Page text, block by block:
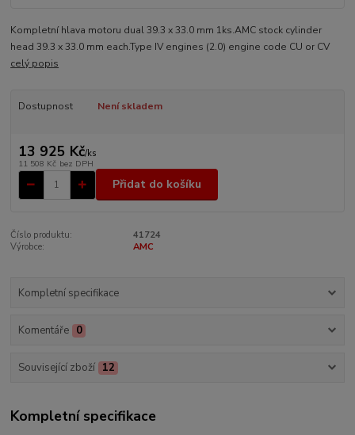
Kompletní hlava motoru dual 39.3 x 33.0 mm 1ks.AMC stock cylinder
head 39.3 x 33.0 mm each.Type IV engines (2.0) engine code CU or CV
celý popis
Dostupnost Není skladem
13 925 Kč/ks
11 508 Kč bez DPH
Přidat do košíku
Číslo produktu:
41724
Výrobce:
AMC
Kompletní specifikace
Komentáře 0
Související zboží 12
Kompletní specifikace